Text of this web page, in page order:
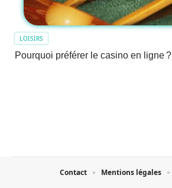
LOISIRS
Pourquoi préférer le casino en ligne ?
Contact Mentions légales